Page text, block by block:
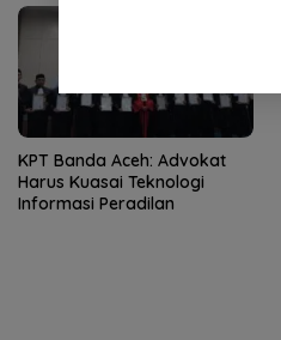
KPT Banda Aceh: Advokat
Harus Kuasai Teknologi
Informasi Peradilan